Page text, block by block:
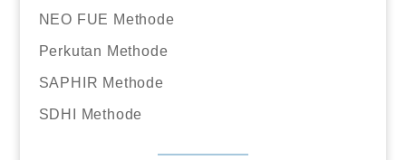
NEO FUE Methode
Perkutan Methode
SAPHIR Methode
SDHI Methode